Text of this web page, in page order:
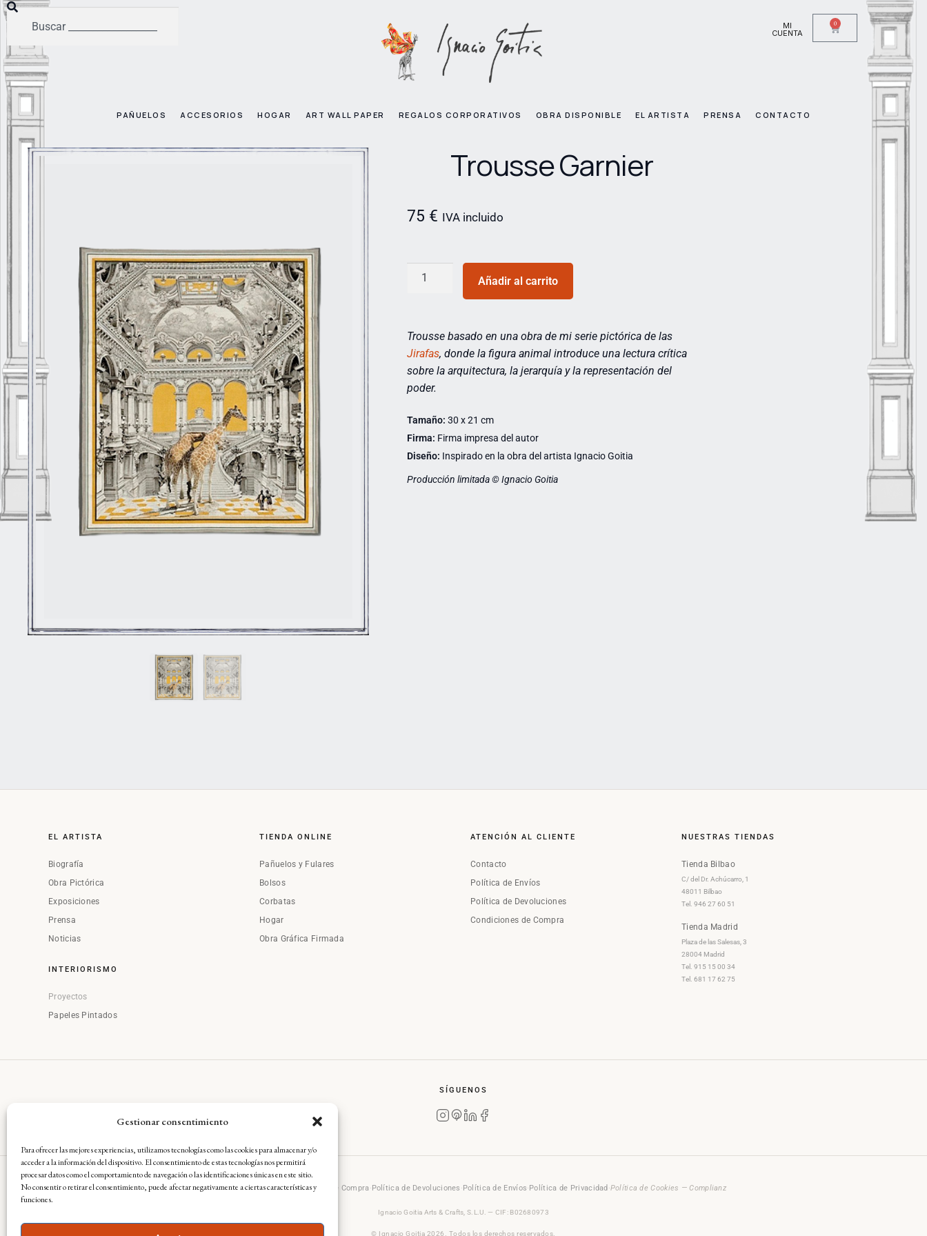
Gestionar consentimiento
Para ofrecer las mejores experiencias, utilizamos tecnologías como las cookies para almacenar y/o
acceder a la información del dispositivo. El consentimiento de estas tecnologías nos permitirá
procesar datos como el comportamiento de navegación o las identificaciones únicas en este sitio.
No consentir o retirar el consentimiento, puede afectar negativamente a ciertas características y
funciones.
MI
CUENTA
0
PAÑUELOS ACCESORIOS HOGAR ART WALL PAPER REGALOS CORPORATIVOS OBRA DISPONIBLE EL ARTISTA PRENSA CONTACTO
Trousse Garnier
75 € IVA incluido
Añadir al carrito
Trousse basado en una obra de mi serie pictórica de las
Jirafas, donde la figura animal introduce una lectura crítica
sobre la arquitectura, la jerarquía y la representación del
poder.
Tamaño: 30 x 21 cm
Firma: Firma impresa del autor
Diseño: Inspirado en la obra del artista Ignacio Goitia
Producción limitada © Ignacio Goitia
EL ARTISTA
Biografía
Obra Pictórica
Exposiciones
Prensa
Noticias
INTERIORISMO
Proyectos
Papeles Pintados
TIENDA ONLINE
Pañuelos y Fulares
Bolsos
Corbatas
Hogar
Obra Gráfica Firmada
ATENCIÓN AL CLIENTE
Contacto
Política de Envíos
Política de Devoluciones
Condiciones de Compra
NUESTRAS TIENDAS
Tienda Bilbao
C/ del Dr. Achúcarro, 1
48011 Bilbao
Tel. 946 27 60 51
Tienda Madrid
Plaza de las Salesas, 3
28004 Madrid
Tel. 915 15 00 34
Tel. 681 17 62 75
SÍGUENOS
Aviso Legal·Condiciones Generales de Compra·Política de Devoluciones ·Política de Envíos·Política de Privacidad ·Política de Cookies — Complianz
Ignacio Goitia Arts & Crafts, S.L.U. — CIF: B02680973
© Ignacio Goitia 2026. Todos los derechos reservados.